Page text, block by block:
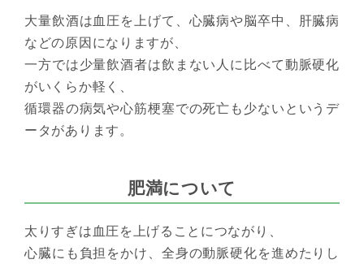
大量飲酒は血圧を上げて、心臓病や脳卒中、肝臓病
などの原因になりますが、
一方では少量飲酒者は飲まない人に比べて動脈硬化
がいくらか軽く、
循環器の病気や心筋梗塞での死亡も少ないというデ
ータがあります。
肥満について
太りすぎは血圧を上げることにつながり、
心臓にも負担をかけ、全身の動脈硬化を進めたりし